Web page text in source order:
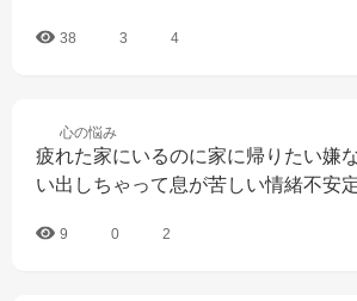
38 3 4
心の悩み
疲れた家にいるのに家に帰りたい嫌
い出しちゃって息が苦しい情緒不安
9 0 2